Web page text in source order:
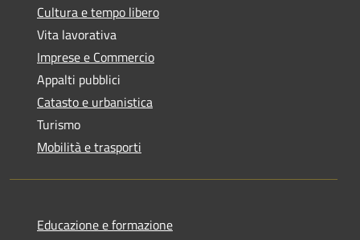
Cultura e tempo libero
Vita lavorativa
Imprese e Commercio
Appalti pubblici
Catasto e urbanistica
Turismo
Mobilità e trasporti
Educazione e formazione